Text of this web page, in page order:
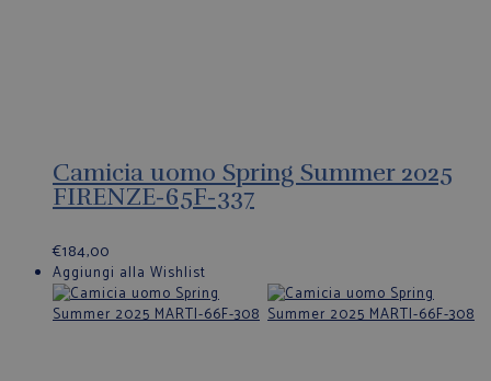
Camicia uomo Spring Summer 2025
FIRENZE-65F-337
€184,00
Aggiungi alla Wishlist